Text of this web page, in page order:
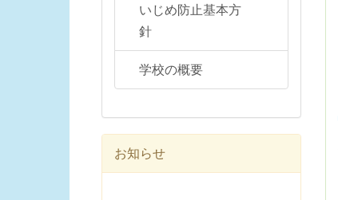
いじめ防止基本方
針
学校の概要
お知らせ